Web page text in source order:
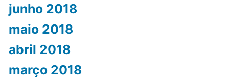
junho 2018
maio 2018
abril 2018
março 2018